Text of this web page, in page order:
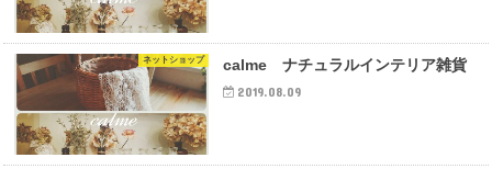
ネットショップ calme ナチュラルインテリア雑貨
2019.08.09